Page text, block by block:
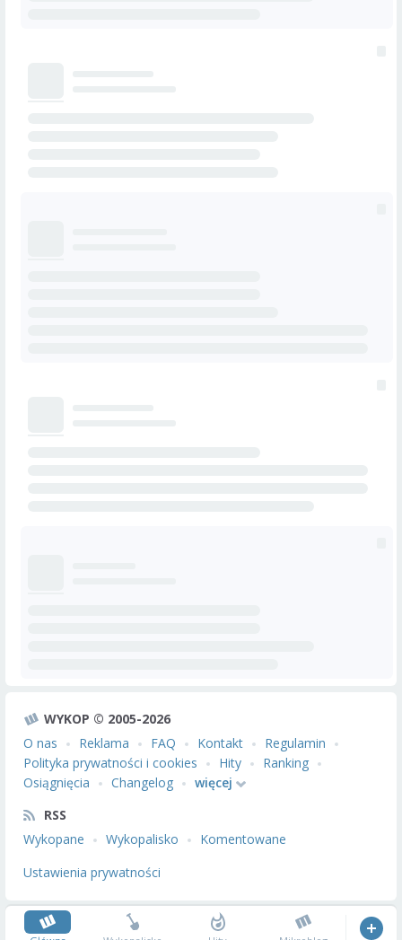
WYKOP © 2005-2026
O nas
Reklama FAQ Kontakt
Regulamin
Polityka prywatności i cookies
Hity
Ranking
Osiągnięcia
Changelog
więcej
RSS
Wykopane
Wykopalisko
Komentowane
Ustawienia prywatności